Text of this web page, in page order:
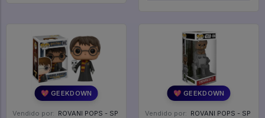
💖 GEEKDOWN
Vendido por: ROVANI POPS - SP
💖 GEEKDOWN
Vendido por: ROVANI POPS - SP